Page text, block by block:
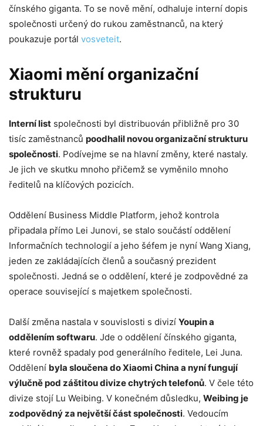
čínského giganta. To se nově mění, odhaluje interní dopis
společnosti určený do rukou zaměstnanců, na který
poukazuje portál vosveteit.
Xiaomi mění organizační
strukturu
Interní list společnosti byl distribuován přibližně pro 30
tisíc zaměstnanců poodhalil novou organizační strukturu
společnosti. Podívejme se na hlavní změny, které nastaly.
Je jich ve skutku mnoho přičemž se vyměnilo mnoho
ředitelů na klíčových pozicích.
Oddělení Business Middle Platform, jehož kontrola
připadala přímo Lei Junovi, se stalo součástí oddělení
Informačních technologií a jeho šéfem je nyní Wang Xiang,
jeden ze zakládajících členů a současný prezident
společnosti. Jedná se o oddělení, které je zodpovědné za
operace související s majetkem společnosti.
Další změna nastala v souvislosti s divizí Youpin a
oddělením softwaru. Jde o oddělení čínského giganta,
které rovněž spadaly pod generálního ředitele, Lei Juna.
Oddělení byla sloučena do Xiaomi China a nyní fungují
výlučně pod záštitou divize chytrých telefonů. V čele této
divize stojí Lu Weibing. V konečném důsledku, Weibing je
zodpovědný za největší část společnosti. Vedoucím